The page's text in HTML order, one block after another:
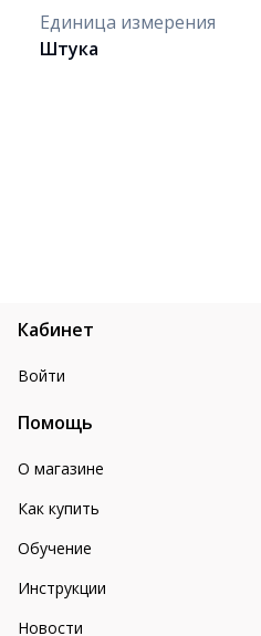
Единица измерения
Штука
Кабинет
Войти
Помощь
О магазине
Как купить
Обучение
Инструкции
Новости